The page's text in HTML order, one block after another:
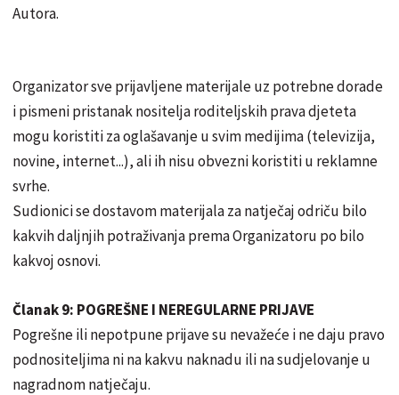
Autora.
Organizator sve prijavljene materijale uz potrebne dorade
i pismeni pristanak nositelja roditeljskih prava djeteta
mogu koristiti za oglašavanje u svim medijima (televizija,
novine, internet...), ali ih nisu obvezni koristiti u reklamne
svrhe.
Sudionici se dostavom materijala za natječaj odriču bilo
kakvih daljnjih potraživanja prema Organizatoru po bilo
kakvoj osnovi.
Članak 9: POGREŠNE I NEREGULARNE PRIJAVE
Pogrešne ili nepotpune prijave su nevažeće i ne daju pravo
podnositeljima ni na kakvu naknadu ili na sudjelovanje u
nagradnom natječaju.